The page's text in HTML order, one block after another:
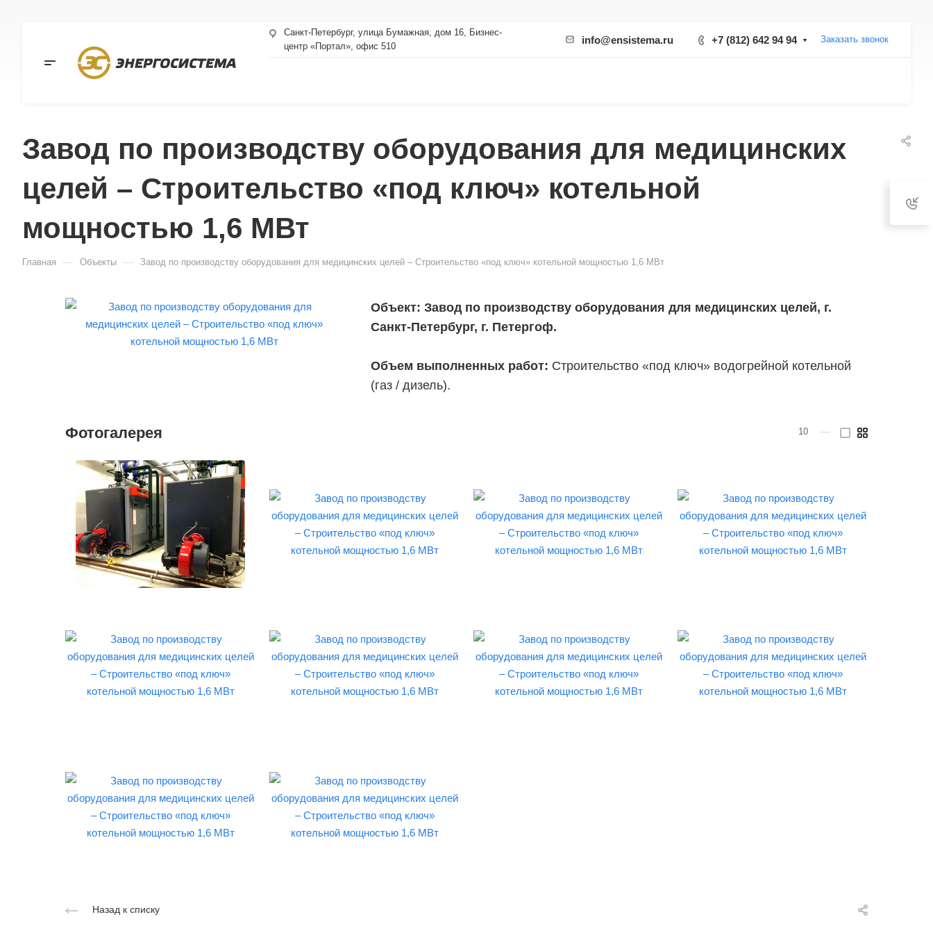
Санкт-Петербург, улица Бумажная, дом 16, Бизнес-
центр «Портал», офис 510
info@ensistema.ru +7 (812) 642 94 94 Заказать звонок
Завод по производству оборудования для медицинских
целей – Строительство «под ключ» котельной
мощностью 1,6 МВт
Главная — Объекты — Завод по производству оборудования для медицинских целей – Строительство «под ключ» котельной мощностью 1,6 МВт
Объект: Завод по производству оборудования для медицинских целей, г.
Санкт-Петербург, г. Петергоф.
Объем выполненных работ: Строительство «под ключ» водогрейной котельной
(газ / дизель).
Фотогалерея 10 —
Назад к списку